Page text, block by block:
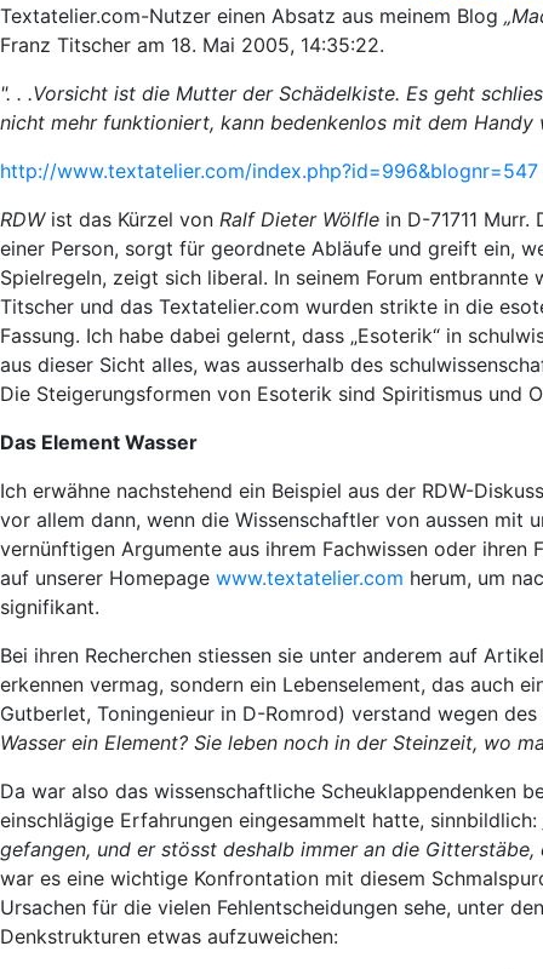
Textatelier.com-Nutzer einen Absatz aus meinem Blog
Franz Titscher am 18. Mai 2005, 14:35:22.
". . .Vorsicht ist die Mutter der Schädelkiste. Es geht
nicht mehr funktioniert, kann bedenkenlos mit dem
http://www.textatelier.com/index.php?id=996&blognr=547
RDWist das Kürzel von Ralf Dieter Wölfle in D-71711
einer Person, sorgt für geordnete Abläufe und greift ein,
Spielregeln, zeigt sich liberal. In seinem Forum
Titscher und das Textatelier.com wurden strikte in die
Fassung. Ich habe dabei gelernt, dass „Esoterik“ in
aus dieser Sicht alles, was ausserhalb des
Die Steigerungsformen von Esoterik sind Spiritismus und
Das Element Wasser
Ich erwähne nachstehend ein Beispiel aus der RDW-
vor allem dann, wenn die Wissenschaftler von aussen
vernünftigen Argumente aus ihrem Fachwissen oder
auf unserer Homepage www.textatelier.com herum, um
signifikant.
Bei ihren Recherchen stiessen sie unter anderem auf
erkennen vermag, sondern ein Lebenselement, das auch
Gutberlet, Toningenieur in D-Romrod) verstand wegen
Wasser ein Element? Sie leben noch in der Steinzeit, wo
Da war also das wissenschaftliche Scheuklappendenken
einschlägige Erfahrungen eingesammelt hatte, sinnbildlich:
gefangen, und er stösst deshalb immer an die
war es eine wichtige Konfrontation mit diesem
Ursachen für die vielen Fehlentscheidungen sehe, unter
Denkstrukturen etwas aufzuweichen: